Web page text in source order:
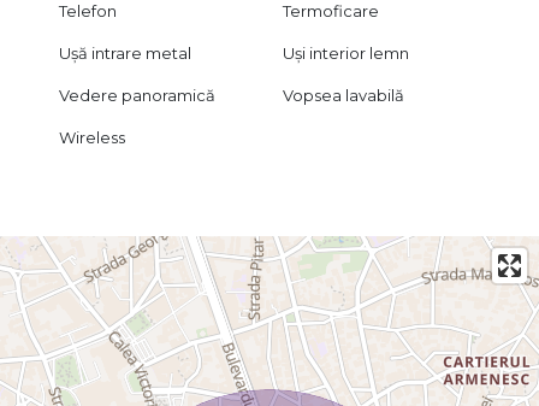
Telefon Termoficare
Ușă intrare metal Uși interior lemn
Vedere panoramică Vopsea lavabilă
Wireless